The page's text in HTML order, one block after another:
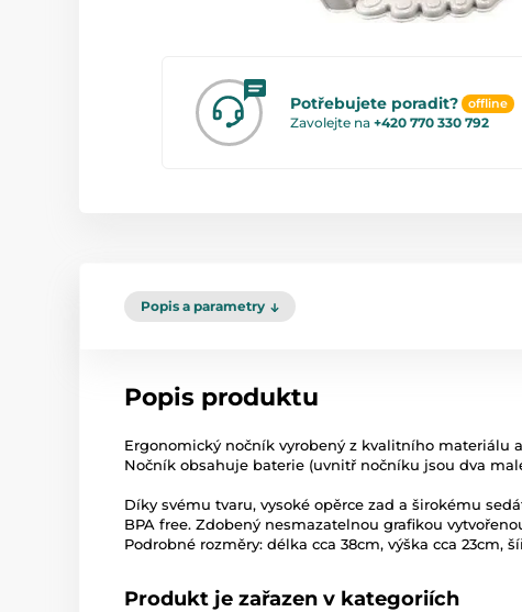
Potřebujete poradit? offline
Zavolejte na +420 770 330 792
Popis a parametry
Popis produktu
Ergonomický nočník vyrobený z kvalitního materiálu
Nočník obsahuje baterie (uvnitř nočníku jsou dva
Díky svému tvaru, vysoké opěrce zad a širokému
BPA free. Zdobený nesmazatelnou grafikou
Podrobné rozměry: délka cca 38cm, výška cca 23cm,
Produkt je zařazen v kategoriích